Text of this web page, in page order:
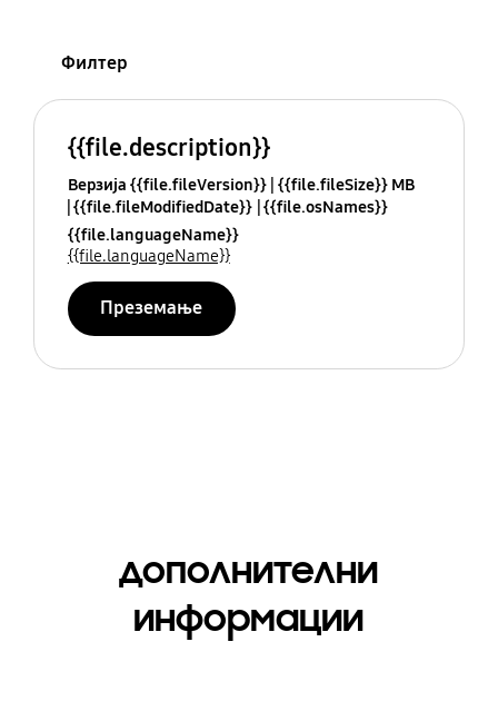
Филтер
{{file.description}}
Верзија {{file.fileVersion}} {{file.fileSize}} MB
{{file.fileModifiedDate}} {{file.osNames}}
{{file.languageName}}
{{file.languageName}}
Преземање
дополнителни
информации